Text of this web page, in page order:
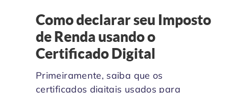
Como declarar seu Imposto
de Renda usando o
Certificado Digital
Primeiramente, saiba que os
certificados digitais usados para